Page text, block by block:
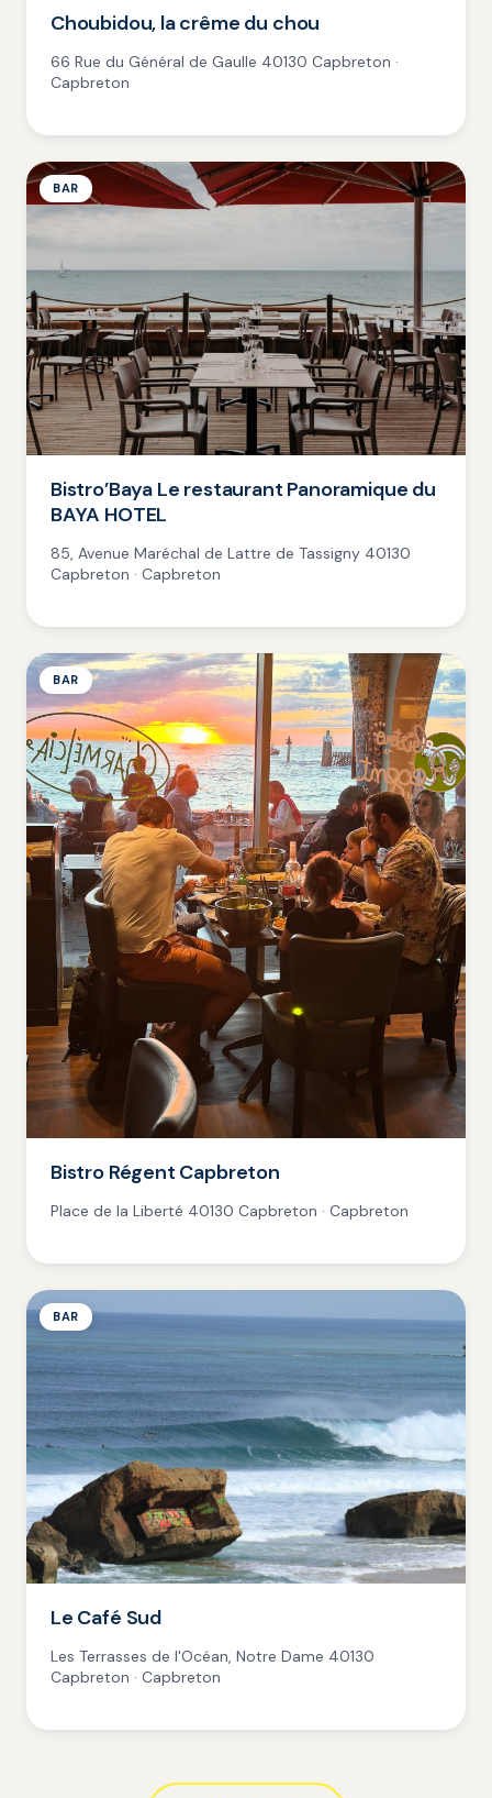
Choubidou, la crême du chou
66 Rue du Général de Gaulle 40130 Capbreton ·
Capbreton
BAR
Bistro’Baya Le restaurant Panoramique du
BAYA HOTEL
85, Avenue Maréchal de Lattre de Tassigny 40130
Capbreton · Capbreton
BAR
Bistro Régent Capbreton
Place de la Liberté 40130 Capbreton · Capbreton
BAR
Le Café Sud
Les Terrasses de l'Océan, Notre Dame 40130
Capbreton · Capbreton